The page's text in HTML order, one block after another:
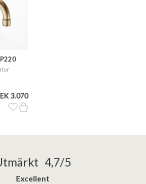
3.070
4,7/5
Excellent